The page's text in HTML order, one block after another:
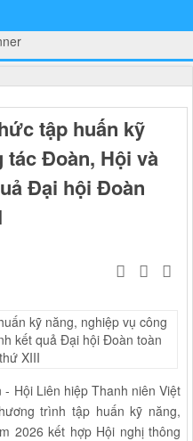
tập huấn kỹ
tác Đoàn, Hội và
Đại hội Đoàn
Hội Liên hiệp Thanh niên Việt
trình tập huấn kỹ năng,
2026 kết hợp Hội nghị thông